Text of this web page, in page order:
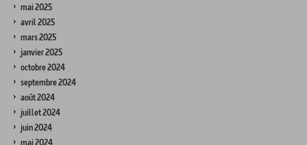
mai 2025
avril 2025
mars 2025
janvier 2025
octobre 2024
septembre 2024
août 2024
juillet 2024
juin 2024
mai 2024